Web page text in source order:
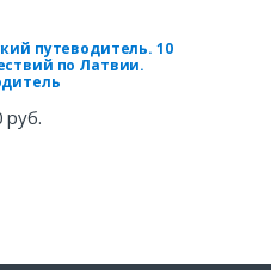
путеводитель. 10
по Латвии.
руб.